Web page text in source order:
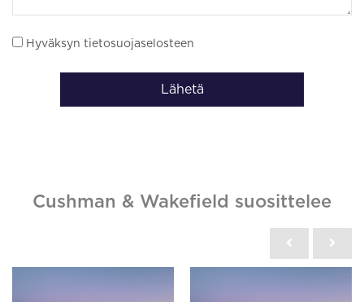
Hyväksyn tietosuojaselosteen
Lähetä
Cushman & Wakefield suosittelee